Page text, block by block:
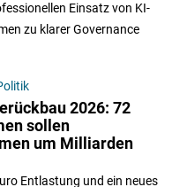
Einsatz von KI-
zu klarer Governance
2026: 72
sollen
um Milliarden
Entlastung und ein neues